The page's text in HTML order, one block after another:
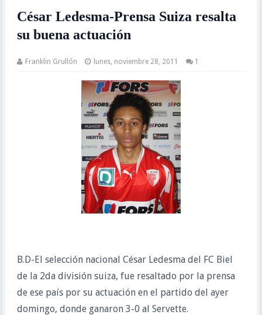
César Ledesma-Prensa Suiza resalta
su buena actuación
Franklin Grullón lunes, noviembre 28, 2011 1
B.D-El selección nacional César Ledesma del FC Biel
de la 2da división suiza, fue resaltado por la prensa
de ese país por su actuación en el partido del ayer
domingo, donde ganaron 3-0 al Servette.